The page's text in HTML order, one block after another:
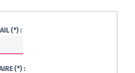
(*) :
(*) :